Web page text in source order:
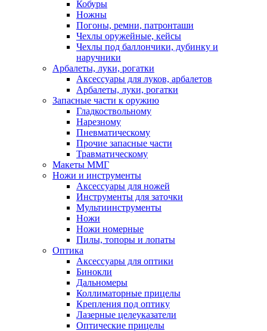
Кобуры
Ножны
Погоны, ремни, патронташи
Чехлы оружейные, кейсы
Чехлы под баллончики, дубинку и
наручники
Арбалеты, луки, рогатки
Аксессуары для луков, арбалетов
Арбалеты, луки, рогатки
Запасные части к оружию
Гладкоствольному
Нарезному
Пневматическому
Прочие запасные части
Травматическому
Макеты ММГ
Ножи и инструменты
Аксессуары для ножей
Инструменты для заточки
Мультиинструменты
Ножи
Ножи номерные
Пилы, топоры и лопаты
Оптика
Аксессуары для оптики
Бинокли
Дальномеры
Коллиматорные прицелы
Крепления под оптику
Лазерные целеуказатели
Оптические прицелы